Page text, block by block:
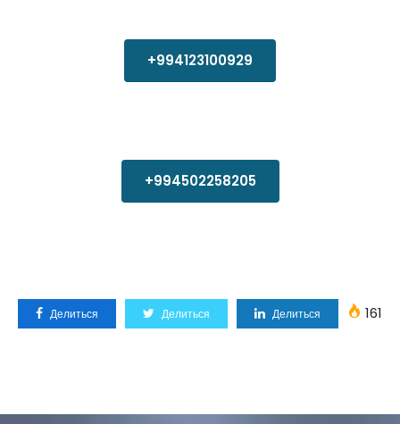
+994123100929
+994502258205
Делиться Делиться Делиться 161